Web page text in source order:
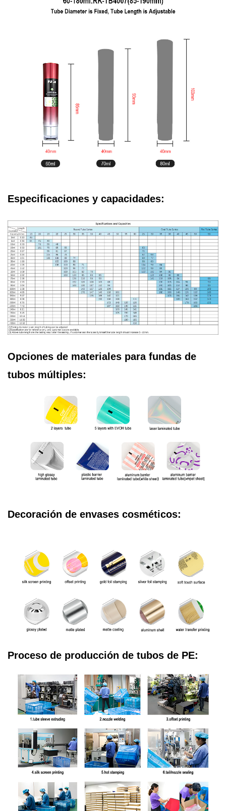
Especificaciones y capacidades:
Opciones de materiales para fundas de
tubos múltiples:
Decoración de envases cosméticos:
Proceso de producción de tubos de PE: